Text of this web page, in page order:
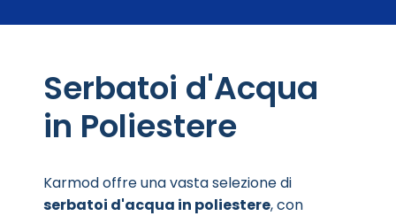
Serbatoi d'Acqua
in Poliestere
Karmod offre una vasta selezione di
serbatoi d'acqua in poliestere, con